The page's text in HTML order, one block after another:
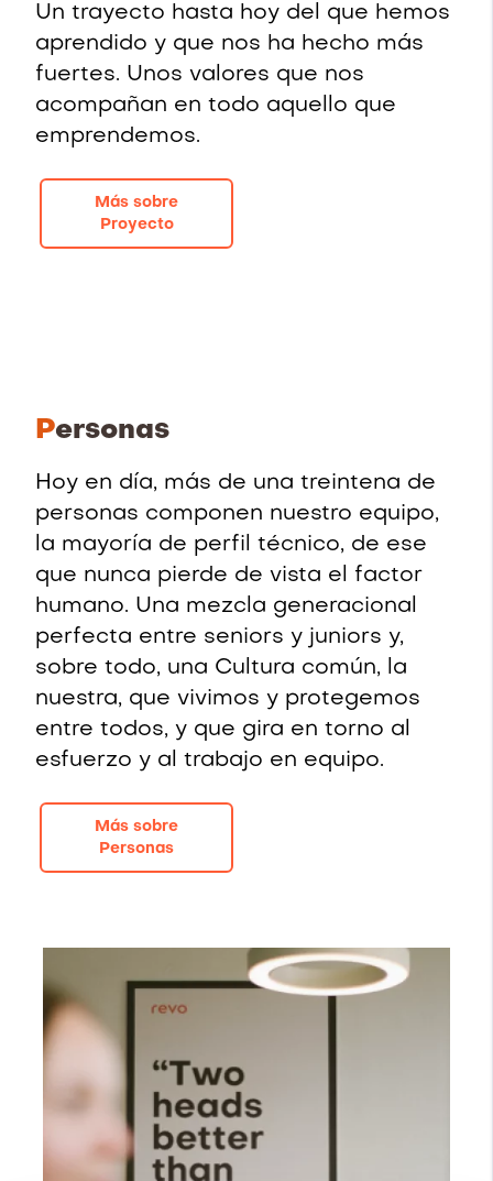
Un trayecto hasta hoy del que hemos
aprendido y que nos ha hecho más
fuertes. Unos valores que nos
acompañan en todo aquello que
emprendemos.
Más sobre
Proyecto
Personas
Hoy en día, más de una treintena de
personas componen nuestro equipo,
la mayoría de perfil técnico, de ese
que nunca pierde de vista el factor
humano. Una mezcla generacional
perfecta entre seniors y juniors y,
sobre todo, una Cultura común, la
nuestra, que vivimos y protegemos
entre todos, y que gira en torno al
esfuerzo y al trabajo en equipo.
Más sobre
Personas